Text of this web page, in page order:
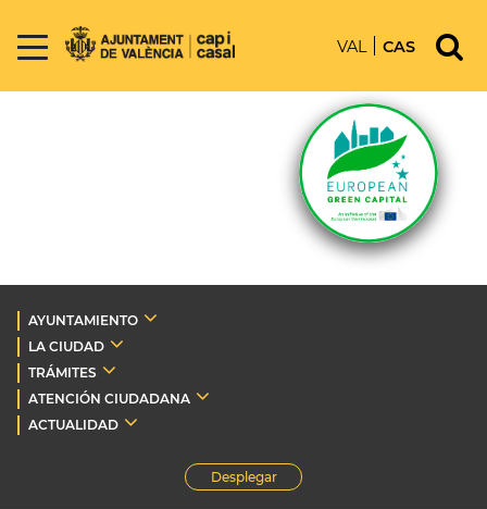
VAL CAS
AYUNTAMIENTO
LA CIUDAD
TRÁMITES
ATENCIÓN CIUDADANA
ACTUALIDAD
Desplegar